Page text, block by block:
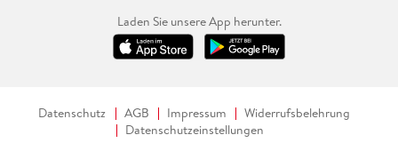
Laden Sie unsere App herunter.
Datenschutz AGB Impressum
Widerrufsbelehrung
Datenschutzeinstellungen